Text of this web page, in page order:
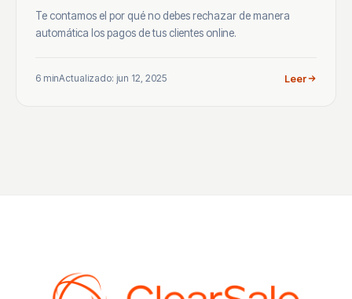
Te contamos el por qué no debes rechazar de manera
automática los pagos de tus clientes online.
6 minActualizado: jun 12, 2025 Leer